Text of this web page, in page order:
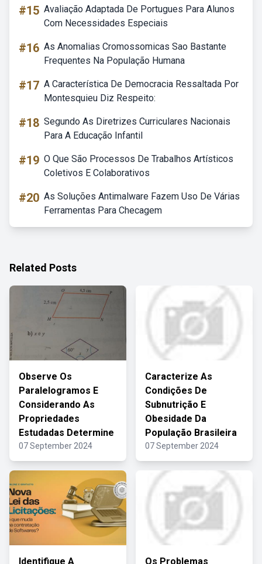
#15 Avaliação Adaptada De Portugues Para Alunos
Com Necessidades Especiais
#16 As Anomalias Cromossomicas Sao Bastante
Frequentes Na População Humana
#17 A Característica De Democracia Ressaltada Por
Montesquieu Diz Respeito:
#18 Segundo As Diretrizes Curriculares Nacionais
Para A Educação Infantil
#19 O Que São Processos De Trabalhos Artísticos
Coletivos E Colaborativos
#20 As Soluções Antimalware Fazem Uso De Várias
Ferramentas Para Checagem
Related Posts
Observe Os
Paralelogramos E
Considerando As
Propriedades
Estudadas Determine
07 September 2024
Caracterize As
Condições De
Subnutrição E
Obesidade Da
População Brasileira
07 September 2024
Identifique A Os Problemas